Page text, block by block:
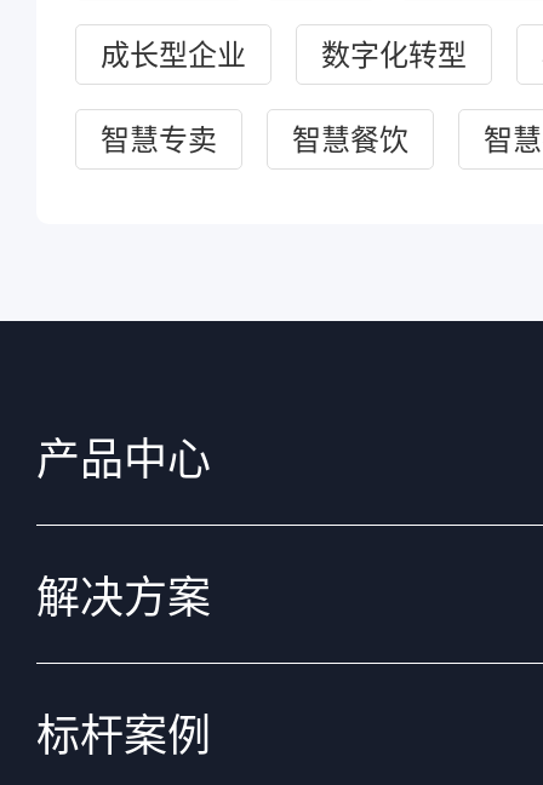
成长型企业 数字化转型
智慧专卖 智慧餐饮 智
产品中心
解决方案
标杆案例